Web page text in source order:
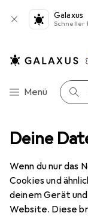
Deine
Wenn du nur das
Cookies und
deinem Gerät
Website. Diese
Galaxus
Schneller
Navigation nach
Menü Suche
SimpLED Stripe Set